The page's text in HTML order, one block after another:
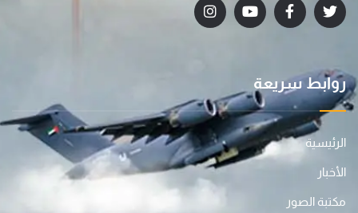
روابط سريعة
الرئيسية
الأخبار
مكتبة الصور